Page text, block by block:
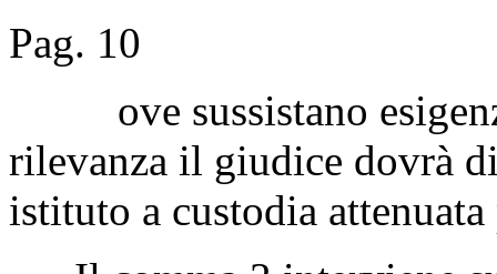
Pag. 10
ove sussistano
rilevanza il giudice dovrà
istituto a custodia